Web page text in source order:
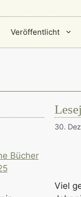
Veröffentlicht
30.
Viel